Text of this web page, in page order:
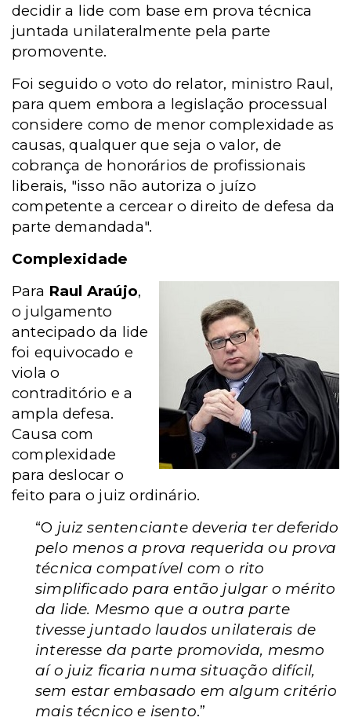
decidir a lide com base em prova técnica
juntada unilateralmente pela parte
promovente.
Foi seguido o voto do relator, ministro Raul,
para quem embora a legislação processual
considere como de menor complexidade as
causas, qualquer que seja o valor, de
cobrança de honorários de profissionais
liberais, "isso não autoriza o juízo
competente a cercear o direito de defesa da
parte demandada".
Complexidade
Para Raul Araújo,
o julgamento
antecipado da lide
foi equivocado e
viola o
contraditório e a
ampla defesa.
Causa com
complexidade
para deslocar o
feito para o juiz ordinário.
“O juiz sentenciante deveria ter deferido
pelo menos a prova requerida ou prova
técnica compatível com o rito
simplificado para então julgar o mérito
da lide. Mesmo que a outra parte
tivesse juntado laudos unilaterais de
interesse da parte promovida, mesmo
aí o juiz ficaria numa situação difícil,
sem estar embasado em algum critério
mais técnico e isento.”